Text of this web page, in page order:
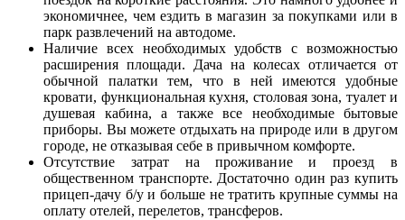
экономичнее, чем ездить в магазин за покупками или в
парк развлечений на автодоме.
Наличие всех необходимых удобств с возможностью
расширения площади. Дача на колесах отличается от
обычной палатки тем, что в ней имеются удобные
кровати, функциональная кухня, столовая зона, туалет и
душевая кабина, а также все необходимые бытовые
приборы. Вы можете отдыхать на природе или в другом
городе, не отказывая себе в привычном комфорте.
Отсутствие затрат на проживание и проезд в
общественном транспорте. Достаточно один раз купить
прицеп-дачу б/у и больше не тратить крупные суммы на
оплату отелей, перелетов, трансферов.